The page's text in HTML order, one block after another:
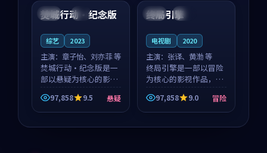
中国 4K
焚城行动·纪念版
综艺 2023
主演： 章子怡、刘亦菲 等
焚城行动·纪念版是一
部以悬疑为核心的影视
作品，围绕危机、反转
与人物成长展开，整体
节奏紧凑，值得推荐观
97,858 9.5 悬疑
中国 院线
终局引擎
电视剧 2020
主演： 张译、黄渤 等
终局引擎是一部以冒险
为核心的影视作品，围
绕危机、反转与人物成
长展开，整体节奏紧
凑，值得推荐观看。
97,858 9.0 冒险